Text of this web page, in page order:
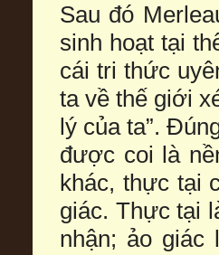
Sau đó
sinh hoạt tại
cái tri thức
ta về thế giới
lý của ta”.
được coi là
khác, thực tại
giác. Thực tại
nhận; ảo giác